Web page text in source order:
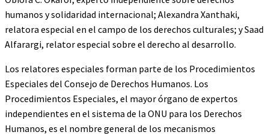
humanos y solidaridad internacional; Alexandra Xanthaki,
relatora especial en el campo de los derechos culturales; y Saad
Alfarargi, relator especial sobre el derecho al desarrollo.
Los relatores especiales forman parte de los Procedimientos
Especiales del Consejo de Derechos Humanos. Los
Procedimientos Especiales, el mayor órgano de expertos
independientes en el sistema de la ONU para los Derechos
Humanos, es el nombre general de los mecanismos